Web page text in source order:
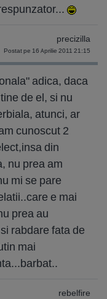
precizilla
Postat pe 16 Aprilie 2011 21:15
adica, daca
de el, si nu
atunci, ar
cunoscut 2
din
nu prea am
mi se pare
e mai
prea au
rabdare fata de
mai
rebelfire